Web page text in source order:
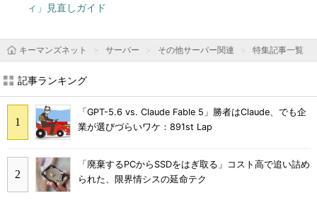
ィ」見直しガイド
キーマンズネット サーバー その他サーバー関連 特集記事一覧
記事ランキング
「GPT-5.6 vs. Claude Fable 5」勝者はClaude、でも企
業が選びづらいワケ：891st Lap
「廃棄するPCからSSDをはぎ取る」コスト高で追い詰め
られた、限界情シスの延命テク